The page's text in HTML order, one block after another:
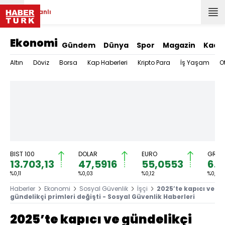
Canlı
Ekonomi Gündem Dünya Spor Magazin
Altın Döviz Borsa Kap Haberleri Kripto Para İş Yaşam
BIST 100
13.703,13
%0,11
DOLAR
47,5916
%0,03
EURO
55,0553
%0,12 %0,71
Haberler Ekonomi Sosyal Güvenlik İşçi
2025’te kapıcı ve
gündelikçi primleri değişti - Sosyal Güvenlik Haberleri
2025’te kapıcı ve gündelikçi